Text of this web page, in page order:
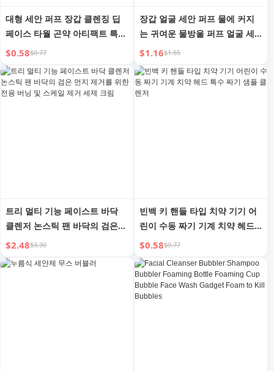
대형 세안 퍼프 장갑 클렌징 딥
페이스 타월 곤약 아티팩트 특수
스펀지 메이크업 리무버 부드러
운 클렌징 두꺼운
$0.58$0.77
장갑 얼굴 세안 퍼프 물에 커지
는 귀여운 물방울 퍼프 얼굴 세
안 도구 얼굴 닦기 얼굴 스펀지
메이크업 리무버 클렌징 퍼프
$1.16$1.55
트리 멀티 기능 페이스트 바닥
클렌저 논스틱 팬 바닥의 검은
먼지 제거를 위한 전용 버닝 및
스케일 제거 세제 크림
$2.48$3.30
빈백 키 핸들 타입 치약 기기 어
린이 수동 짜기 기계 치약 헤드
특수 짜기 샘플 클렌저
$0.58$0.77